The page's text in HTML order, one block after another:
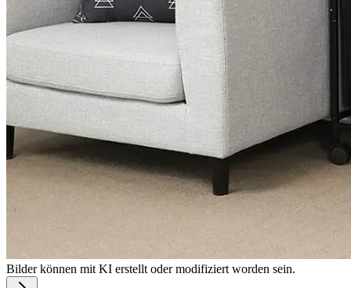
Bilder können mit KI erstellt oder modifiziert worden sein.